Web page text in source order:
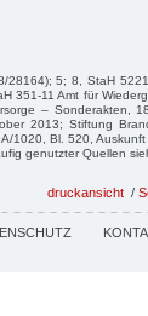
28164); 5; 8, StaH
351-11 Amt für
– Sonderakten,
2013; Stiftung
1020, Bl. 520, Auskunft
genutzter Quellen
druckansicht /